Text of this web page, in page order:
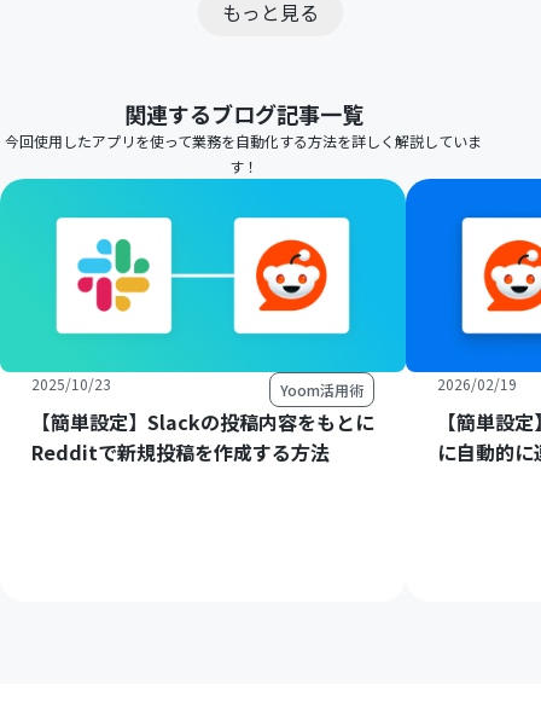
もっと見る
関連するブログ記事一覧
今回使用したアプリを使って業務を自動化する方法を詳しく解説していま
す！
2025/10/23 Yoom活用術
【簡単設定】Slackの投稿内容をもとに
Redditで新規投稿を作成する方法
2026/02/19
【簡単設
に自動的